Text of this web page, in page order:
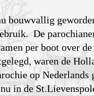
bouwvallig
De
per boot over
waren de
op
in de